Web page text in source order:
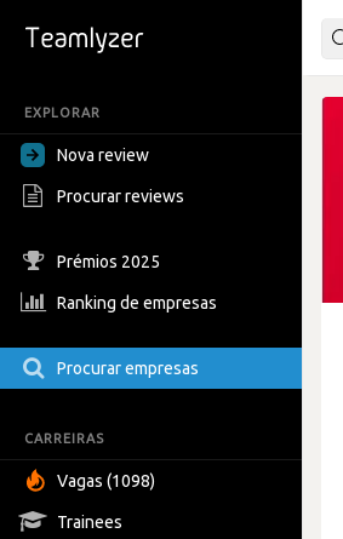
EXPLORAR
Nova review
Procurar reviews
Prémios 2025
Ranking de empresas
Procurar empresas
CARREIRAS
Vagas (1098)
Trainees